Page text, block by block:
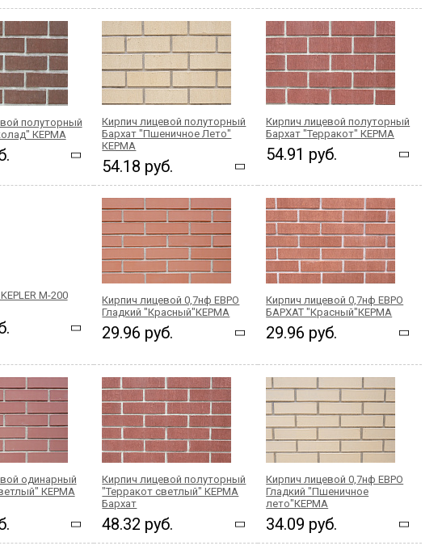
полуторный
КЕРМА
Кирпич лицевой полуторный
Бархат "Пшеничное Лето"
КЕРМА
54.18 руб.
Кирпич лицевой полуторный
Бархат "Терракот" КЕРМА
54.91 руб.
М-200
Кирпич лицевой 0,7нф ЕВРО
Гладкий "Красный"КЕРМА
29.96 руб.
Кирпич лицевой 0,7нф ЕВРО
БАРХАТ "Красный"КЕРМА
29.96 руб.
одинарный
КЕРМА
Кирпич лицевой полуторный
"Терракот светлый" КЕРМА
Бархат
48.32 руб.
Кирпич лицевой 0,7нф ЕВРО
Гладкий "Пшеничное
лето"КЕРМА
34.09 руб.